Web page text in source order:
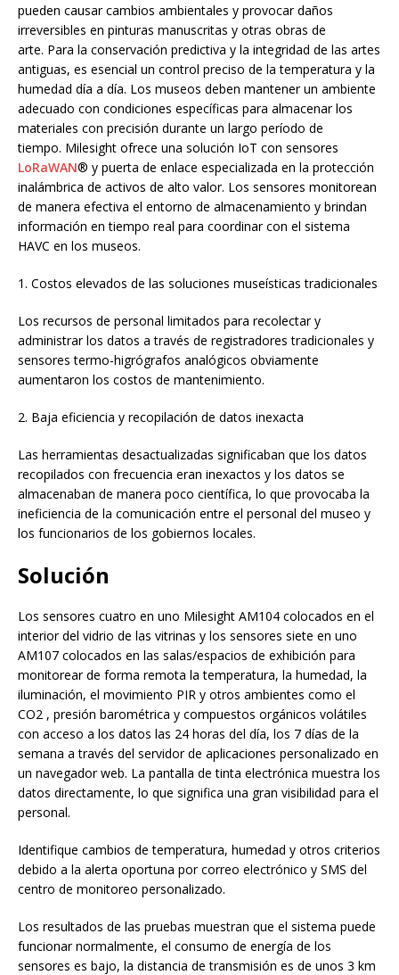
pueden causar cambios ambientales y provocar daños
irreversibles en pinturas manuscritas y otras obras de
arte. Para la conservación predictiva y la integridad de las artes
antiguas, es esencial un control preciso de la temperatura y la
humedad día a día. Los museos deben mantener un ambiente
adecuado con condiciones específicas para almacenar los
materiales con precisión durante un largo período de
tiempo. Milesight ofrece una solución IoT con sensores
LoRaWAN® y puerta de enlace especializada en la protección
inalámbrica de activos de alto valor. Los sensores monitorean
de manera efectiva el entorno de almacenamiento y brindan
información en tiempo real para coordinar con el sistema
HAVC en los museos.
1. Costos elevados de las soluciones museísticas tradicionales
Los recursos de personal limitados para recolectar y
administrar los datos a través de registradores tradicionales y
sensores termo-higrógrafos analógicos obviamente
aumentaron los costos de mantenimiento.
2. Baja eficiencia y recopilación de datos inexacta
Las herramientas desactualizadas significaban que los datos
recopilados con frecuencia eran inexactos y los datos se
almacenaban de manera poco científica, lo que provocaba la
ineficiencia de la comunicación entre el personal del museo y
los funcionarios de los gobiernos locales.
Solución
Los sensores cuatro en uno Milesight AM104 colocados en el
interior del vidrio de las vitrinas y los sensores siete en uno
AM107 colocados en las salas/espacios de exhibición para
monitorear de forma remota la temperatura, la humedad, la
iluminación, el movimiento PIR y otros ambientes como el
CO2 , presión barométrica y compuestos orgánicos volátiles
con acceso a los datos las 24 horas del día, los 7 días de la
semana a través del servidor de aplicaciones personalizado en
un navegador web. La pantalla de tinta electrónica muestra los
datos directamente, lo que significa una gran visibilidad para el
personal.
Identifique cambios de temperatura, humedad y otros criterios
debido a la alerta oportuna por correo electrónico y SMS del
centro de monitoreo personalizado.
Los resultados de las pruebas muestran que el sistema puede
funcionar normalmente, el consumo de energía de los
sensores es bajo, la distancia de transmisión es de unos 3 km